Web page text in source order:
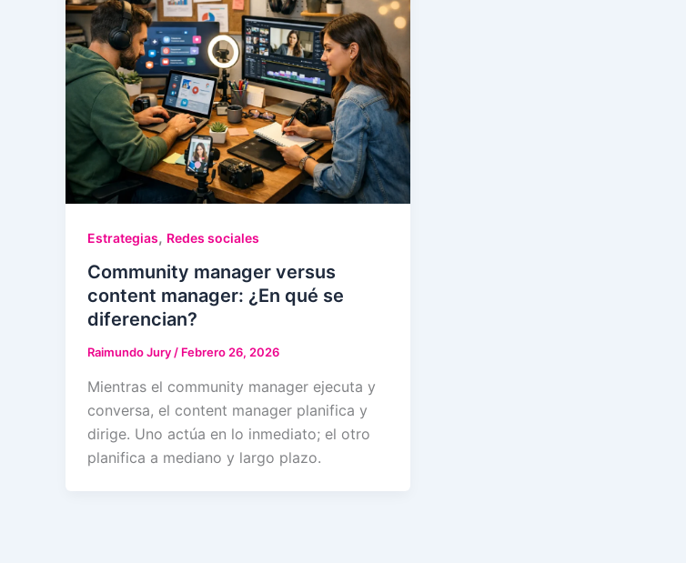
Estrategias, Redes sociales
Community manager versus
content manager: ¿En qué se
diferencian?
Raimundo Jury/ Febrero 26, 2026
Mientras el community manager ejecuta y
conversa, el content manager planifica y
dirige. Uno actúa en lo inmediato; el otro
planifica a mediano y largo plazo.